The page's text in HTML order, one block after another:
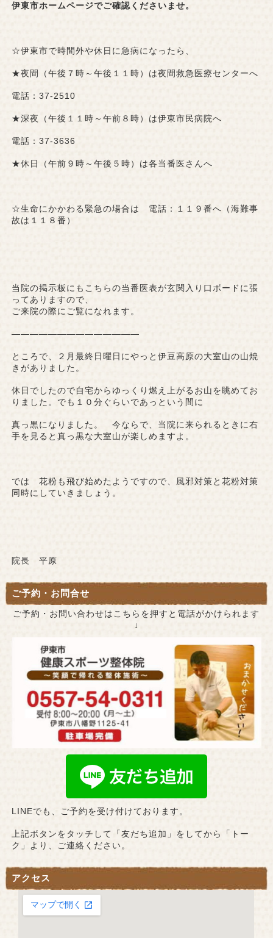
伊東市ホームページでご確認くださいませ。
☆伊東市で時間外や休日に急病になったら、
★夜間（午後７時～午後１１時）は夜間救急医療センターへ
電話：37-2510
★深夜（午後１１時～午前８時）は伊東市民病院へ
電話：37-3636
★休日（午前９時～午後５時）は各当番医さんへ
☆生命にかかわる緊急の場合は 電話：１１９番へ（海難事
故は１１８番）
当院の掲示板にもこちらの当番医表が玄関入り口ボードに張
ってありますので、
ご来院の際にご覧になれます。
——————————————
ところで、２月最終日曜日にやっと伊豆高原の大室山の山焼
きがありました。
休日でしたので自宅からゆっくり燃え上がるお山を眺めてお
りました。でも１０分ぐらいであっという間に
真っ黒になりました。 今ならで、当院に来られるときに右
手を見ると真っ黒な大室山が楽しめますよ。
では 花粉も飛び始めたようですので、風邪対策と花粉対策
同時にしていきましょう。
院長 平原
ご予約・お問合せ
ご予約・お問い合わせはこちらを押すと電話がかけられます
↓
LINEでも、ご予約を受け付けております。
上記ボタンをタッチして「友だち追加」をしてから「トー
ク」より、ご連絡ください。
アクセス